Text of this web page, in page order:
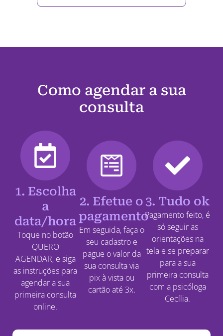
Como agendar a sua
consulta
1. Escolha
a
data/hora
Toque no botão
QUERO
AGENDAR, e siga
as instruções para
agendar a sua
primeira consulta
online.
2. Efetue o
pagamento
Em seguida, faça o
seu cadastro e
pague o valor da
sua consulta via
pix à vista ou
cartão até 3x.
3. Tudo ok
Pagamento feito, é
só seguir as
orientações na
tela e se preparar
para a sua
primeira consulta
com a psicóloga
Cecília.